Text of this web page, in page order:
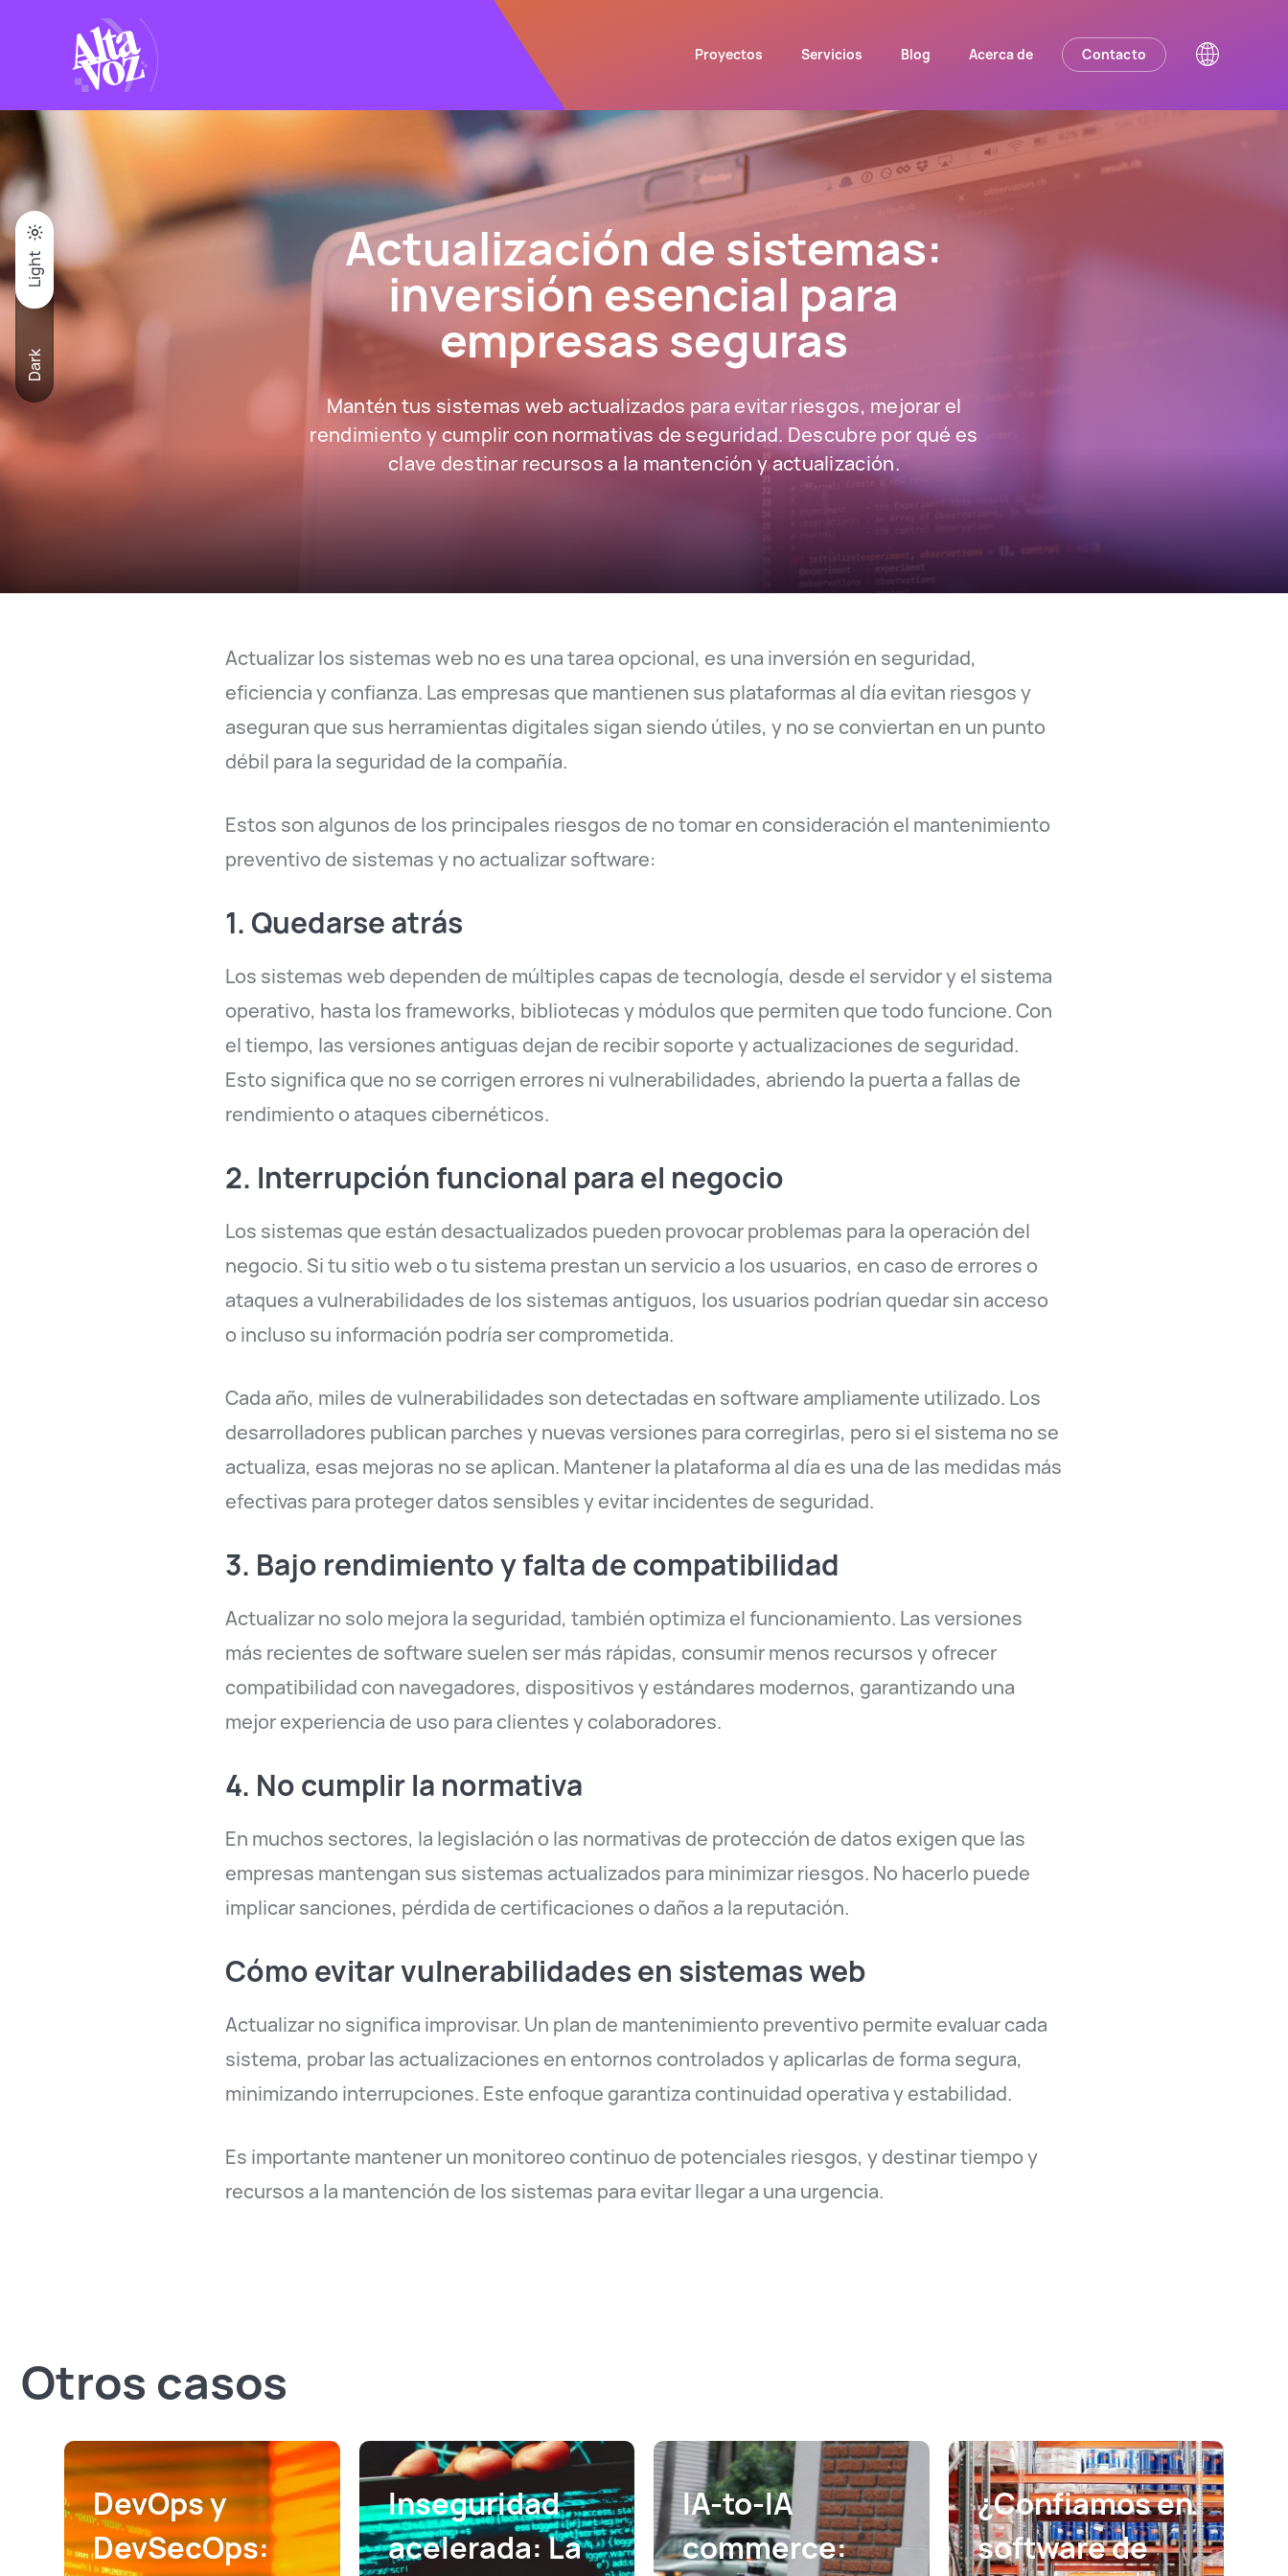
Proyectos Servicios Blog Acerca de Contacto
Dark
Light Actualización de sistemas:
inversión esencial para
empresas seguras
Mantén tus sistemas web actualizados para evitar riesgos, mejorar el
rendimiento y cumplir con normativas de seguridad. Descubre por qué es
clave destinar recursos a la mantención y actualización.
Actualizar los sistemas web no es una tarea opcional, es una inversión en seguridad,
eficiencia y confianza. Las empresas que mantienen sus plataformas al día evitan riesgos y
aseguran que sus herramientas digitales sigan siendo útiles, y no se conviertan en un punto
débil para la seguridad de la compañía.
Estos son algunos de los principales riesgos de no tomar en consideración el mantenimiento
preventivo de sistemas y no actualizar software:
1. Quedarse atrás
Los sistemas web dependen de múltiples capas de tecnología, desde el servidor y el sistema
operativo, hasta los frameworks, bibliotecas y módulos que permiten que todo funcione. Con
el tiempo, las versiones antiguas dejan de recibir soporte y actualizaciones de seguridad.
Esto significa que no se corrigen errores ni vulnerabilidades, abriendo la puerta a fallas de
rendimiento o ataques cibernéticos.
2. Interrupción funcional para el negocio
Los sistemas que están desactualizados pueden provocar problemas para la operación del
negocio. Si tu sitio web o tu sistema prestan un servicio a los usuarios, en caso de errores o
ataques a vulnerabilidades de los sistemas antiguos, los usuarios podrían quedar sin acceso
o incluso su información podría ser comprometida.
Cada año, miles de vulnerabilidades son detectadas en software ampliamente utilizado. Los
desarrolladores publican parches y nuevas versiones para corregirlas, pero si el sistema no se
actualiza, esas mejoras no se aplican. Mantener la plataforma al día es una de las medidas más
efectivas para proteger datos sensibles y evitar incidentes de seguridad.
3. Bajo rendimiento y falta de compatibilidad
Actualizar no solo mejora la seguridad, también optimiza el funcionamiento. Las versiones
más recientes de software suelen ser más rápidas, consumir menos recursos y ofrecer
compatibilidad con navegadores, dispositivos y estándares modernos, garantizando una
mejor experiencia de uso para clientes y colaboradores.
4. No cumplir la normativa
En muchos sectores, la legislación o las normativas de protección de datos exigen que las
empresas mantengan sus sistemas actualizados para minimizar riesgos. No hacerlo puede
implicar sanciones, pérdida de certificaciones o daños a la reputación.
Cómo evitar vulnerabilidades en sistemas web
Actualizar no significa improvisar. Un plan de mantenimiento preventivo permite evaluar cada
sistema, probar las actualizaciones en entornos controlados y aplicarlas de forma segura,
minimizando interrupciones. Este enfoque garantiza continuidad operativa y estabilidad.
Es importante mantener un monitoreo continuo de potenciales riesgos, y destinar tiempo y
recursos a la mantención de los sistemas para evitar llegar a una urgencia.
Otros casos
DevOps y
DevSecOps:
Inseguridad
acelerada: La
IA-to-IA
commerce:
¿Confiamos en
software de